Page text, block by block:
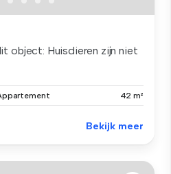
object: Huisdieren zijn niet
42 m²
Bekijk meer